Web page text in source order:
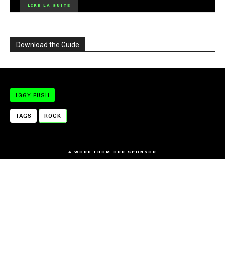
LIRE LA SUITE
Download the Guide
IGGY PUSH
TAGS ROCK
- A WORD FROM OUR SPONSOR -